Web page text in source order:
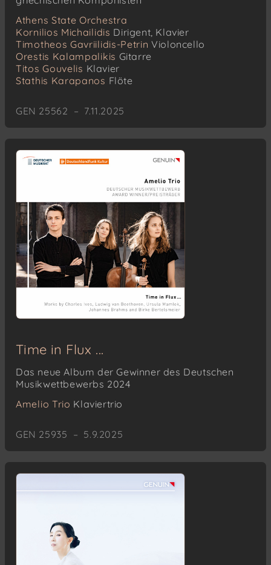
Athens State Orchestra
Kornilios Michailidis Dirigent, Klavier
Timotheos Gavriilidis-Petrin Violoncello
Orestis Kalampalikis Gitarre
Titos Gouvelis Klavier
Stathis Karapanos Flöte
GEN 25562 – 7.11.2025
Time in Flux ...
Das neue Album der Gewinner des Deutschen
Musikwettbewerbs 2024
Amelio Trio Klaviertrio
GEN 25935 – 5.9.2025